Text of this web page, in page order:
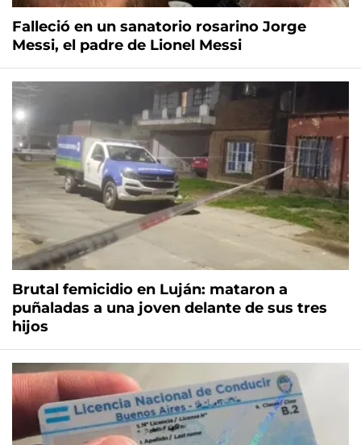
Falleció en un sanatorio rosarino Jorge
Messi, el padre de Lionel Messi
Brutal femicidio en Luján: mataron a
puñaladas a una joven delante de sus tres
hijos